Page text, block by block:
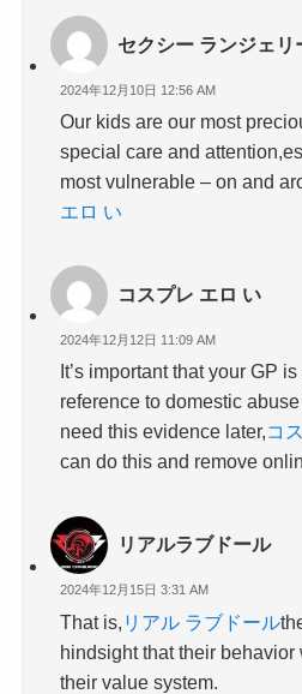
セクシー ランジェリ
2024年12月10日 12:56 AM
Our kids are our most
special care and
most vulnerable – on and
エロ い
コスプレ エロ い
2024年12月12日 11:09 AM
It’s important that your GP
reference to domestic
need this evidence later,コ
can do this and remove
リアルラブドール
2024年12月15日 3:31 AM
That is, リアル ラブドール
hindsight that their behavior
their value system.